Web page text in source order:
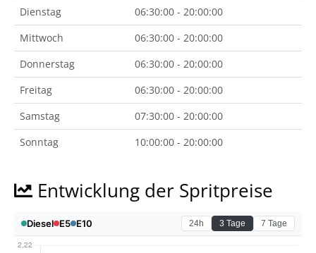
Dienstag
06:30:00 - 20:00:00
Mittwoch
06:30:00 - 20:00:00
Donnerstag
06:30:00 - 20:00:00
Freitag
06:30:00 - 20:00:00
Samstag
07:30:00 - 20:00:00
Sonntag
10:00:00 - 20:00:00
Entwicklung der Spritpreise